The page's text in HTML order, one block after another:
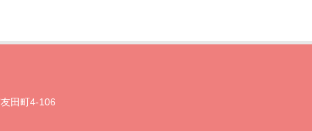
田町4-106